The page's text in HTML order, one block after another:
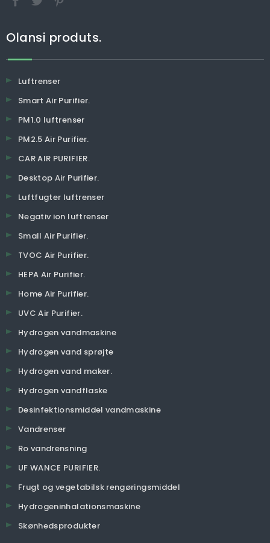
Olansi produts.
Luftrenser
Smart Air Purifier.
PM1.0 luftrenser
PM2.5 Air Purifier.
CAR AIR PURIFIER.
Desktop Air Purifier.
Luftfugter luftrenser
Negativ ion luftrenser
Small Air Purifier.
TVOC Air Purifier.
HEPA Air Purifier.
Home Air Purifier.
UVC Air Purifier.
Hydrogen vandmaskine
Hydrogen vand sprøjte
Hydrogen vand maker.
Hydrogen vandflaske
Desinfektionsmiddel vandmaskine
Vandrenser
Ro vandrensning
UF WANCE PURIFIER.
Frugt og vegetabilsk rengøringsmiddel
Hydrogeninhalationsmaskine
Skønhedsprodukter